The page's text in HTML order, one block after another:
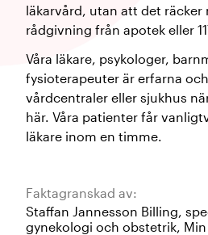
läkarvård, utan att det räcker
rådgivning från apotek eller
Våra läkare, psykologer,
fysioterapeuter är erfarna
vårdcentraler eller sjukhus
här. Våra patienter får
läkare inom en timme.
Faktagranskad av:
Staffan Jannesson Billing,
gynekologi och obstetrik,